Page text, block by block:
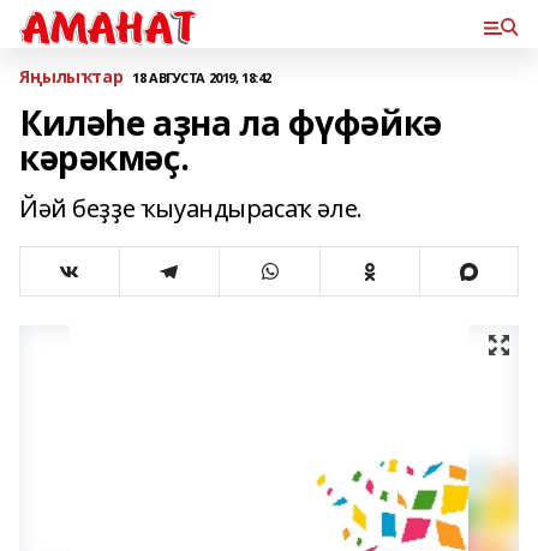
Яңылыҡтар 18 АВГУСТА 2019, 18:42
Киләһе аҙна ла фүфәйкә
кәрәкмәҫ.
Йәй беҙҙе ҡыуандырасаҡ әле.